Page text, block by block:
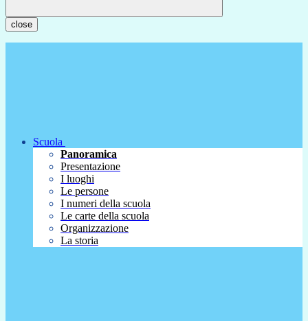
close
Scuola
Panoramica
Presentazione
I luoghi
Le persone
I numeri della scuola
Le carte della scuola
Organizzazione
La storia